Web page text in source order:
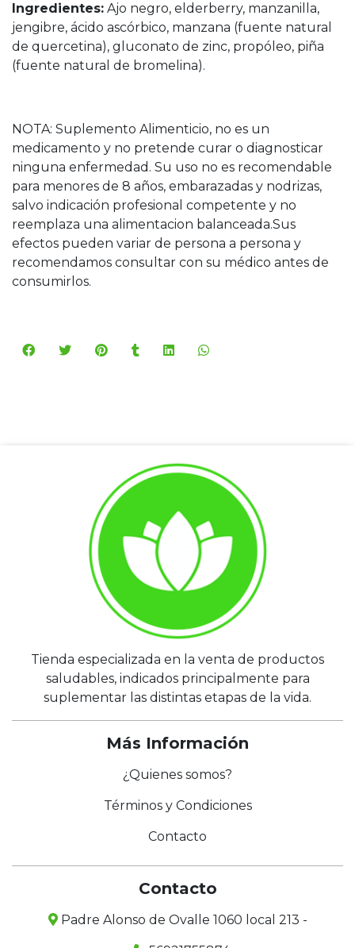
Ingredientes: Ajo negro, elderberry, manzanilla,
jengibre, ácido ascórbico, manzana (fuente natural
de quercetina), gluconato de zinc, propóleo, piña
(fuente natural de bromelina).
NOTA: Suplemento Alimenticio, no es un
medicamento y no pretende curar o diagnosticar
ninguna enfermedad. Su uso no es recomendable
para menores de 8 años, embarazadas y nodrizas,
salvo indicación profesional competente y no
reemplaza una alimentacion balanceada.Sus
efectos pueden variar de persona a persona y
recomendamos consultar con su médico antes de
consumirlos.
Tienda especializada en la venta de productos
saludables, indicados principalmente para
suplementar las distintas etapas de la vida.
Más Información
¿Quienes somos?
Términos y Condiciones
Contacto
Contacto
Padre Alonso de Ovalle 1060 local 213 -